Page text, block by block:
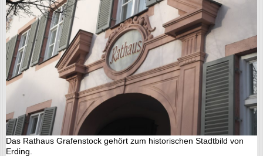
Das Rathaus Grafenstock gehört zum historischen Stadtbild von
Erding.